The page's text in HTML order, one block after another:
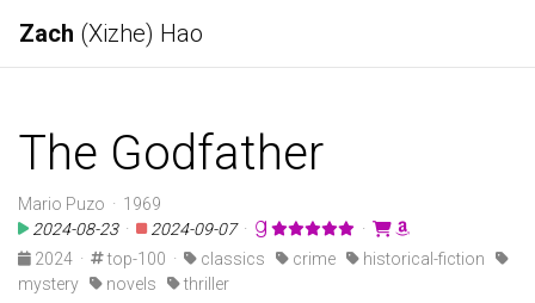
Zach (Xizhe) Hao
The Godfather
Mario Puzo · 1969
2024-08-23· 2024-09-07·
·
2024 · top-100 · classics crime
historical-fiction
mystery
novels thriller